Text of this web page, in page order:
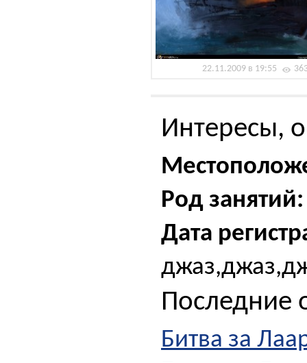
22.11.2009 в 19:55
Интересы,
Род занятий:
Дата
Последние
Битва за